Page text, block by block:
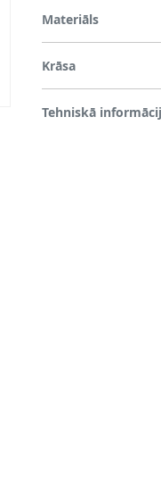
Materiāls
Krāsa
Tehniskā